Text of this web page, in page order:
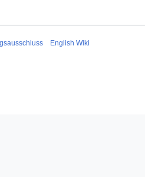
English Wiki